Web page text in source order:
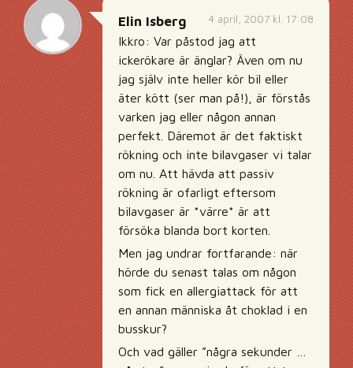
4 april, 2007 kl. 17:08
Elin Isberg
Ikkro: Var påstod jag att
ickerökare är änglar? Även om nu
jag själv inte heller kör bil eller
äter kött (ser man på!), är förstås
varken jag eller någon annan
perfekt. Däremot är det faktiskt
rökning och inte bilavgaser vi talar
om nu. Att hävda att passiv
rökning är ofarligt eftersom
bilavgaser är *värre* är att
försöka blanda bort korten.
Men jag undrar fortfarande: när
hörde du senast talas om någon
som fick en allergiattack för att
en annan människa åt choklad i en
busskur?
Och vad gäller ”några sekunder …